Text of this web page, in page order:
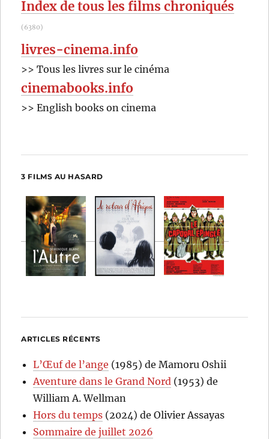
Index de tous les films chroniqués
(6380)
livres-cinema.info
>> Tous les livres sur le cinéma
cinemabooks.info
>> English books on cinema
3 FILMS AU HASARD
ARTICLES RÉCENTS
L’Œuf de l’ange (1985) de Mamoru Oshii
Aventure dans le Grand Nord (1953) de
William A. Wellman
Hors du temps (2024) de Olivier Assayas
Sommaire de juillet 2026